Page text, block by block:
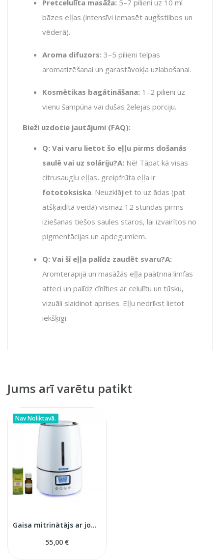
Pretcelulīta masāža: 5–7 pilieni uz 10 ml
bāzes eļļas (intensīvi iemasēt augšstilbos un
vēderā).
Aroma difuzors: 3–5 pilieni telpas
aromatizēšanai un garastāvokļa uzlabošanai.
Kosmētikas bagātināšana: 1–2 pilieni uz
vienu šampūna vai dušas želejas porciju.
Bieži uzdotie jautājumi (FAQ):
Q: Vai varu lietot šo eļļu pirms došanās
saulē vai uz solāriju?A: Nē! Tāpat kā visas
citrusaugļu eļļas, greipfrūta eļļa ir
fototoksiska. Neuzklājiet to uz ādas (pat
atšķaidītā veidā) vismaz 12 stundas pirms
iziešanas tiešos saules staros, lai izvairītos no
pigmentācijas un apdegumiem.
Q: Vai šī eļļa palīdz zaudēt svaru?A:
Aromterapijā un masāžās eļļa paātrina limfas
atteci un palīdz cīnīties ar celulītu un tūsku,
vizuāli slaidinot aprises. Eļļu nedrīkst lietot
iekšķīgi.
Jums arī varētu patikt
Nav Noliktavā.
Gaisa mitrinātājs ar jonizatora funkciju KROKUS
55,00 €